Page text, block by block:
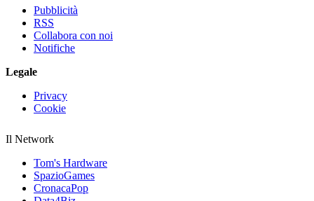
Pubblicità
RSS
Collabora con noi
Notifiche
Legale
Privacy
Cookie
Il Network
Tom's Hardware
SpazioGames
CronacaPop